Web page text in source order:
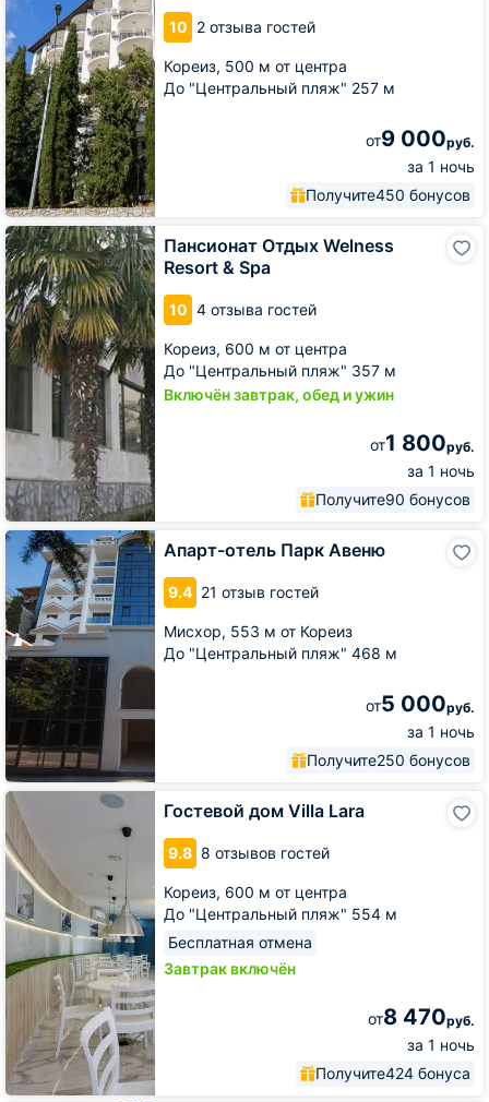
10 2 отзыва гостей
Кореиз, 500 м от центра
До "Центральный пляж" 257 м
от9 000руб.
за 1 ночь
Получите450 бонусов
Дюльбер
Пансионат Отдых Welness
Resort & Spa
10 4 отзыва гостей
Кореиз, 600 м от центра
До "Центральный пляж" 357 м
Включён завтрак, обед и ужин
от1 800руб.
за 1 ночь
Получите90 бонусов
Пансионат
Отдых
Welness
Resort
&
Spa
Апарт-отель Парк Авеню
9.4 21 отзыв гостей
Мисхор, 553 м от Кореиз
До "Центральный пляж" 468 м
от5 000руб.
за 1 ночь
Получите250 бонусов
Апарт-
отель
Авеню
Гостевой дом Villa Lara
9.8 8 отзывов гостей
Кореиз, 600 м от центра
До "Центральный пляж" 554 м
Бесплатная отмена
Завтрак включён
от8 470руб.
за 1 ночь
Получите424 бонуса
Гостевой
дом
Villa
Lara